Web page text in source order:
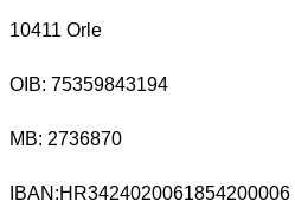
10411 Orle
OIB: 75359843194
MB: 2736870
IBAN:HR3424020061854200006